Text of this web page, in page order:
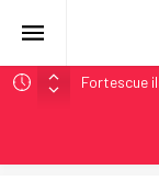
Fortescue
Stadler,